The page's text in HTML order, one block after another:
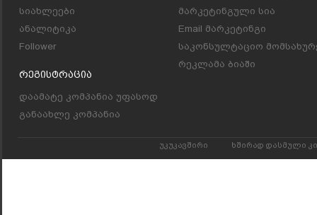
სიახლეები
ანალიტიკა
Follower
Რეგისტრაცია
დაამატე კომპანია უფასოდ
განაახლე კომპანია
მარკეტინგული სია
Email მარკეტინგი
საკონსულტაციო
რეკლამა ბიაში
უკუკავშირი ხშირად დასმული